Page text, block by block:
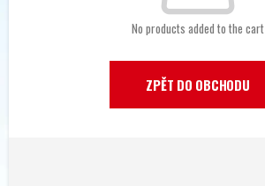
No products added to the cart
ZPĚT DO OBCHODU